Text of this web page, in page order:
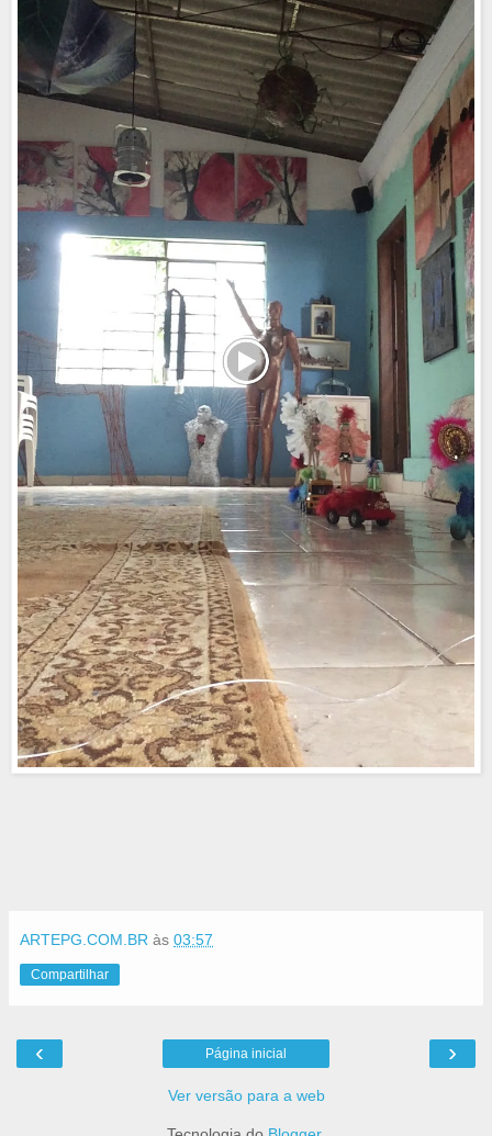
ARTEPG.COM.BR às 03:57
Compartilhar
‹ ›
Página inicial
Ver versão para a web